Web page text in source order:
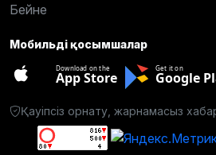
Бейне
Мобильді қосымшалар
Download on the
App Store
Get it on
Google
Қауіпсіз орнату, жарнамасыз